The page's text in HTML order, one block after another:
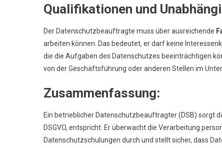
Qualifikationen und
Der Datenschutzbeauftragte muss über ausreichende
arbeiten können. Das bedeutet, er darf keine
die die Aufgaben des Datenschutzes beeinträchtigen
von der Geschäftsführung oder anderen Stellen im
Zusammenfassung:
Ein betrieblicher Datenschutzbeauftragter (DSB) sorgt
DSGVO, entspricht. Er überwacht die Verarbeitung
Datenschutzschulungen durch und stellt sicher, dass